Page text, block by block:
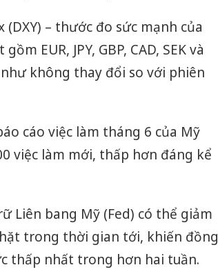
– thước đo sức mạnh của
EUR, JPY, GBP, CAD, SEK và
không thay đổi so với phiên
cáo việc làm tháng 6 của Mỹ
việc làm mới, thấp hơn đáng kể
Liên bang Mỹ (Fed) có thể giảm
trong thời gian tới, khiến đồng
thấp nhất trong hơn hai tuần.